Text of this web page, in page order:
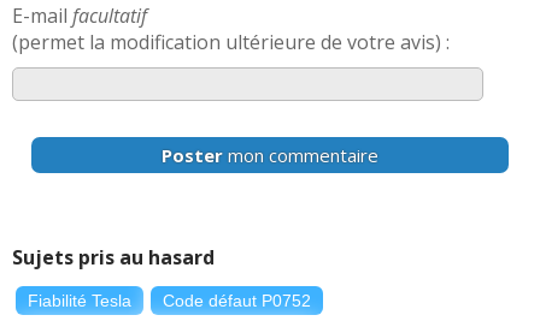
E-mail facultatif
(permet la modification ultérieure de votre avis) :
Poster mon commentaire
Sujets pris au hasard
Fiabilité Tesla
Code défaut P0752